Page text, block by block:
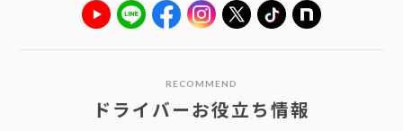
RECOMMEND
ドライバーお役立ち情報